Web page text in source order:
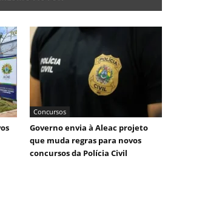
Concursos
Governo envia à Aleac projeto
que muda regras para novos
concursos da Polícia Civil